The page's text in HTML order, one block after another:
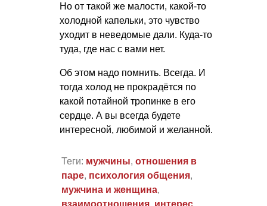
Но от такой же малости, какой-то
холодной капельки, это чувство
уходит в неведомые дали. Куда-то
туда, где нас с вами нет.
Об этом надо помнить. Всегда. И
тогда холод не прокрадётся по
какой потайной тропинке в его
сердце. А вы всегда будете
интересной, любимой и желанной.
Теги: мужчины, отношения в
паре, психология общения,
мужчина и женщина,
взаимоотношения, интерес,